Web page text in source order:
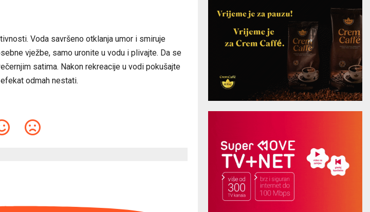
Voda savršeno otklanja umor i smiruje
vježbe, samo uronite u vodu i plivajte. Da se
satima. Nakon rekreacije u vodi pokušajte
odmah nestati.